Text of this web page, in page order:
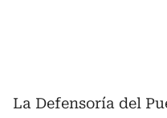
La Defensoría del